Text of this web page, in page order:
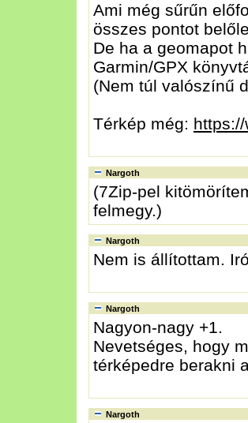
Ami még sűrűn
összes pontot
De ha a geomapot
Garmin/GPX
(Nem túl valószínű
Térkép még:
Nargoth
(7Zip-pel
felmegy.)
Nargoth
Nem is állítottam.
Nargoth
Nagyon-nagy +1.
Nevetséges, hogy
térképedre berakni
Nargoth